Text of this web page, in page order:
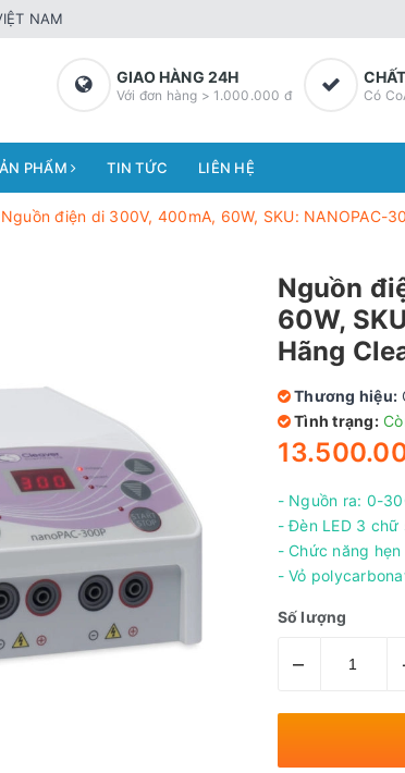
NAM
GIAO HÀNG 24H
Với đơn hàng > 1.000.000 đ Có
PHẨM TIN TỨC LIÊN HỆ
Nguồn điện di 300V, 400mA, 60W, SKU: NANOPAC-
Nguồn
60W,
Hãng
Thương hiệu:
Tình trạng:
- Nguồn ra: 0-
- Đèn LED 3 chữ
- Chức năng hẹn
- Vỏ
Số lượng
–